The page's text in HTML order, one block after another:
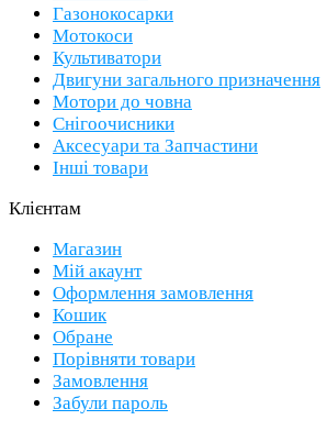
Газонокосарки
Мотокоси
Культиватори
Двигуни загального призначення
Мотори до човна
Снігоочисники
Аксесуари та Запчастини
Інші товари
Клієнтам
Магазин
Мій акаунт
Оформлення замовлення
Кошик
Обране
Порівняти товари
Замовлення
Забули пароль